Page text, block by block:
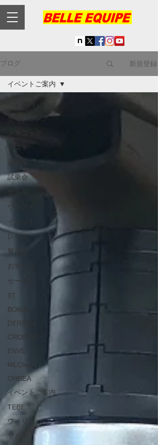
ブログ 新規登録
サイクリング
テスト
新製品
試乗会
ウェアー
イベント
レース
展示会
お知らせ
セール
3T
BOMA
DEROSA
CRODER
ENVE
MLCleat
ORBEA
イベントご案内
TEBE
ウィリエール
サドル
イベントご案内